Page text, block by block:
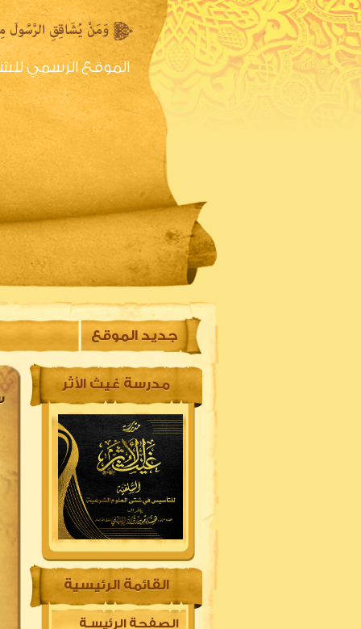
الموقع الرسمي
الصفحه الرئيسية
جديد الموقع
مدرسة غيث الأثر
القائمة الرئيسية
الصفحة الرئيسـة